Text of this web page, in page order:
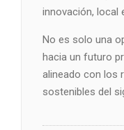
innovación, local
No es solo una
hacia un futuro
alineado con los
sostenibles del